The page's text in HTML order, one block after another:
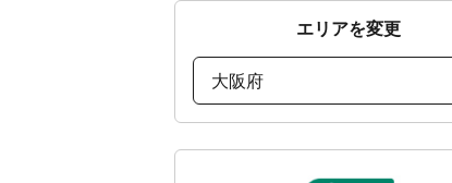
エリアを変更
大阪府